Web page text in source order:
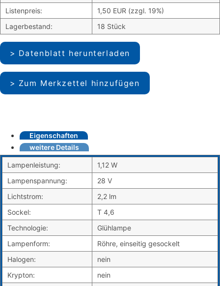
Listenpreis:
1,50 EUR (zzgl. 19%)
Lagerbestand:
18 Stück
Datenblatt herunterladen
Zum Merkzettel hinzufügen
Eigenschaften
weitere Details
Lampenleistung:
1,12 W
Lampenspannung:
28 V
Lichtstrom:
2,2 lm
Sockel:
T 4,6
Technologie:
Glühlampe
Lampenform:
Röhre, einseitig gesockelt
Halogen:
nein
Krypton:
nein